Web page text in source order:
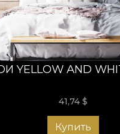
YELLOW AND
41,74$
Купить